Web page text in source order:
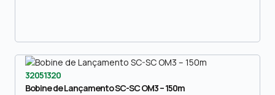
32051320
Bobine de Lançamento SC-SC OM3 – 150m